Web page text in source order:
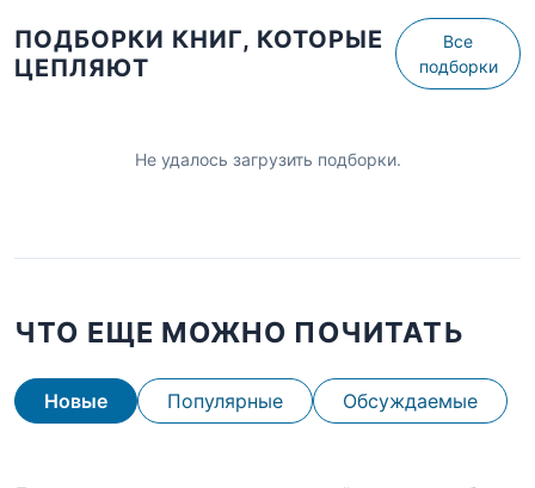
ПОДБОРКИ КНИГ, КОТОРЫЕ
ЦЕПЛЯЮТ
Все
подборки
Не удалось загрузить подборки.
ЧТО ЕЩЕ МОЖНО ПОЧИТАТЬ
Новые Популярные Обсуждаемые